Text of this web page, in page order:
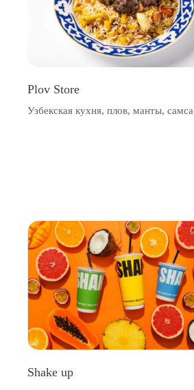
Plov Store
Узбекская кухня, плов, манты, самса
Shake up